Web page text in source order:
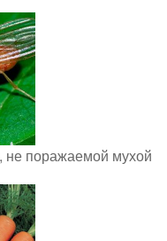
поражаемой мухой